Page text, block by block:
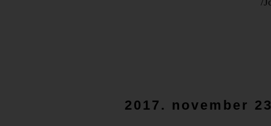
2017. november